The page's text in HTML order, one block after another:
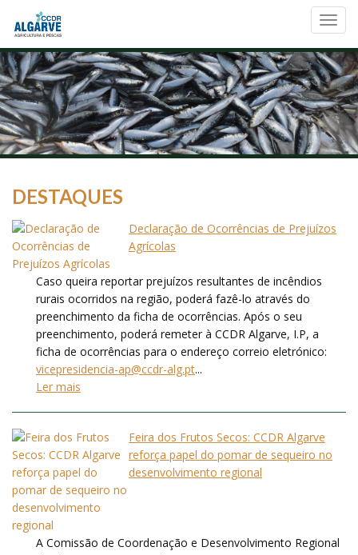
DESTAQUES
Declaração de Ocorrências de Prejuízos
Agrícolas
Caso queira reportar prejuízos resultantes de incêndios
rurais ocorridos na região, poderá fazê-lo através do
preenchimento da ficha de ocorrências. Após o seu
preenchimento, poderá remeter à CCDR Algarve, I.P, a
ficha de ocorrências para o endereço correio eletrónico:
vicepresidencia-ap@ccdr-alg.pt...
Ler mais
Feira dos Frutos Secos: CCDR Algarve
reforça papel do pomar de sequeiro no
desenvolvimento regional
A Comissão de Coordenação e Desenvolvimento Regional